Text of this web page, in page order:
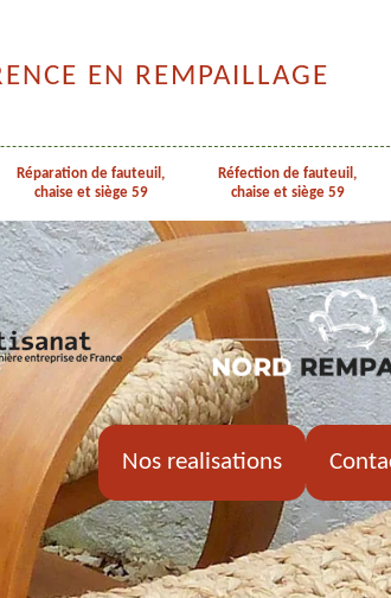
EN REMPAILLAGE
Réparation de fauteuil,
chaise et siège 59
Réfection de fauteuil,
chaise et siège 59
Nos realisations